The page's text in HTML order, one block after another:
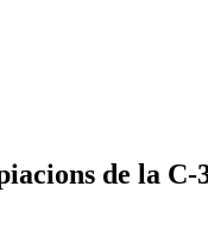
de la